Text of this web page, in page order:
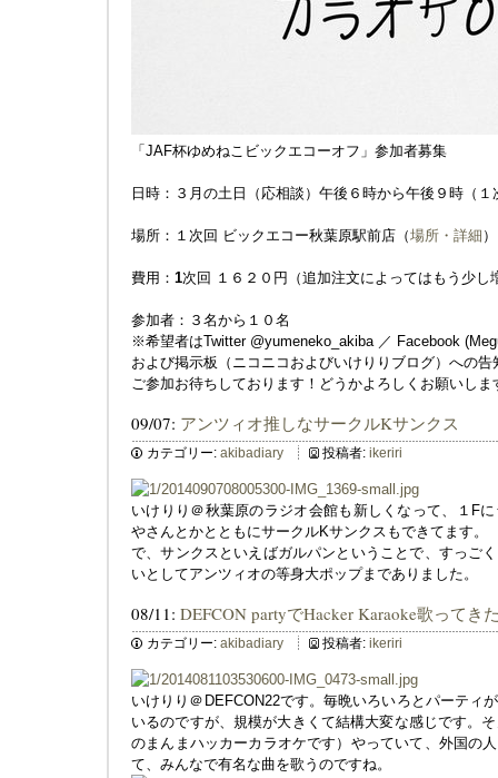
「JAF杯ゆめねこビックエコーオフ」参加者募集
日時：３月の土日（応相談）午後６時から午後９時（１
場所：１次回 ビックエコー秋葉原駅前店（場所・詳細
費用： 1次回 １６２０円（追加注文によってはもう少し
参加者：３名から１０名
※希望者はTwitter @yumeneko_akiba ／ Facebook
および掲示板（ニコニコおよびいけりりブログ）への
ご参加お待ちしております！どうかよろしくお願いしま
09/07: アンツィオ推しなサークルKサンクス
カテゴリー: akibadiary 投稿者: ikeriri
いけりり＠秋葉原のラジオ会館も新しくなって、１F
やさんとかとともにサークルKサンクスもできてます。
で、サンクスといえばガルパンということで、すっご
いとしてアンツィオの等身大ポップまでありました。
08/11: DEFCON partyでHacker Karaoke歌ってき
カテゴリー: akibadiary 投稿者: ikeriri
いけりり＠DEFCON22です。毎晩いろいろとパーティ
いるのですが、規模が大きくて結構大変な感じです。
のまんまハッカーカラオケです）やっていて、外国の
て、みんなで有名な曲を歌うのですね。